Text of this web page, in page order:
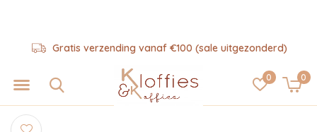
0 0
Gratis verzending vanaf €100 (sale uitgezonderd)